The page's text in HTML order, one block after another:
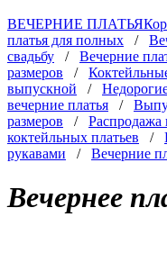
ВЕЧЕРНИЕ ПЛАТЬЯ
платья для полных /
свадьбу / Вечерние
размеров /
выпускной /
вечерние платья /
размеров / Распродажа
коктейльных платьев /
рукавами / Вечерние
Вечернее